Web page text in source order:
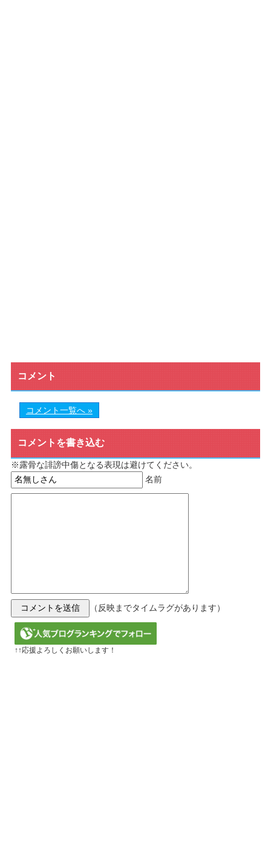
コメント
コメント一覧へ »
コメントを書き込む
※露骨な誹謗中傷となる表現は避けてください。
名前
（反映までタイムラグがあります）
↑↑応援よろしくお願いします！